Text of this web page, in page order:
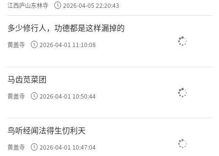
江西庐山东林寺 2026-04-05 22:20:43
多少修行人，功德都是这样漏掉的
黄盖寺 2026-04-01 11:10:08
马齿苋菜团
黄盖寺 2026-04-01 10:50:44
鸟听经闻法得生忉利天
黄盖寺 2026-04-01 10:47:04